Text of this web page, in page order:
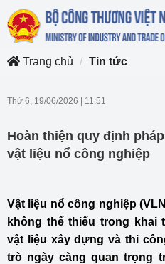
Trang chủ
Tin tức
Thứ 6, 19/06/2026 11:51
Hoàn thiện quy định
vật liệu nổ công nghiệp
Vật liệu nổ công nghiệp
không thể thiếu trong khai
vật liệu xây dựng và thi
trò ngày càng quan trọng